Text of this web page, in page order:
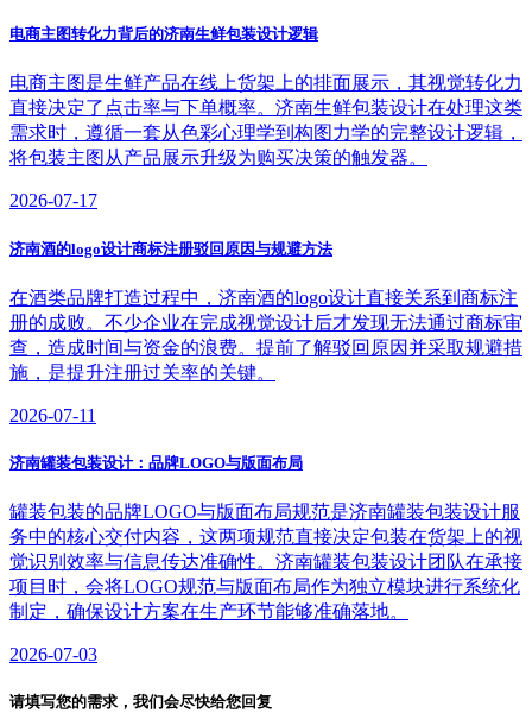
电商主图转化力背后的济南生鲜包装设计逻辑
电商主图是生鲜产品在线上货架上的排面展示，其视觉转化力
直接决定了点击率与下单概率。济南生鲜包装设计在处理这类
需求时，遵循一套从色彩心理学到构图力学的完整设计逻辑，
将包装主图从产品展示升级为购买决策的触发器。
2026-07-17
济南酒的logo设计商标注册驳回原因与规避方法
在酒类品牌打造过程中，济南酒的logo设计直接关系到商标注
册的成败。不少企业在完成视觉设计后才发现无法通过商标审
查，造成时间与资金的浪费。提前了解驳回原因并采取规避措
施，是提升注册过关率的关键。
2026-07-11
济南罐装包装设计：品牌LOGO与版面布局
罐装包装的品牌LOGO与版面布局规范是济南罐装包装设计服
务中的核心交付内容，这两项规范直接决定包装在货架上的视
觉识别效率与信息传达准确性。济南罐装包装设计团队在承接
项目时，会将LOGO规范与版面布局作为独立模块进行系统化
制定，确保设计方案在生产环节能够准确落地。
2026-07-03
请填写您的需求，我们会尽快给您回复